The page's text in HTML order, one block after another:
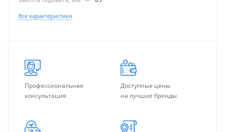
Все характеристики
Профессиональная
консультация
Доступные цены
на лучшие бренды